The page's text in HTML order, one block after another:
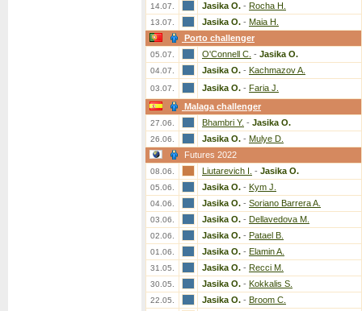
14.07. Jasika O. - Rocha H.
13.07. Jasika O. - Maia H.
Porto challenger
05.07. O'Connell C. - Jasika O.
04.07. Jasika O. - Kachmazov A.
03.07. Jasika O. - Faria J.
Malaga challenger
27.06. Bhambri Y. - Jasika O.
26.06. Jasika O. - Mulye D.
Futures 2022
08.06. Liutarevich I. - Jasika O.
05.06. Jasika O. - Kym J.
04.06. Jasika O. - Soriano Barrera A.
03.06. Jasika O. - Dellavedova M.
02.06. Jasika O. - Patael B.
01.06. Jasika O. - Elamin A.
31.05. Jasika O. - Recci M.
30.05. Jasika O. - Kokkalis S.
22.05. Jasika O. - Broom C.